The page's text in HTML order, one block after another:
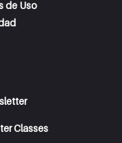
de Uso
Classes